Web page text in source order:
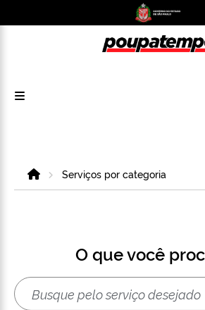
HomeServiços por categoria
O que você